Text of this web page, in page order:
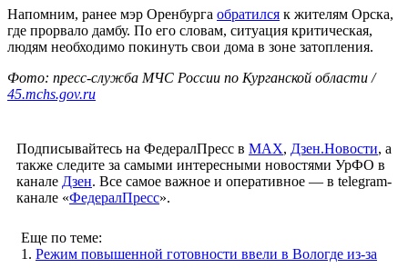
Напомним, ранее мэр Оренбурга обратился к жителям Орска,
где прорвало дамбу. По его словам, ситуация критическая,
людям необходимо покинуть свои дома в зоне затопления.
Фото: пресс-служба МЧС России по Курганской области /
45.mchs.gov.ru
Подписывайтесь на ФедералПресс в МАХ, Дзен.Новости, а
также следите за самыми интересными новостями УрФО в
канале Дзен. Все самое важное и оперативное — в telegram-
канале «ФедералПресс».
Еще по теме:
1. Режим повышенной готовности ввели в Вологде из-за